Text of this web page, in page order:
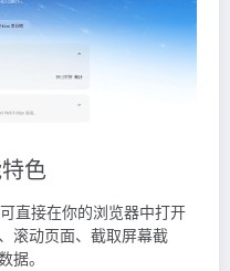
色
直接在你的浏览器中打开
滚动页面、截取屏幕截
据。